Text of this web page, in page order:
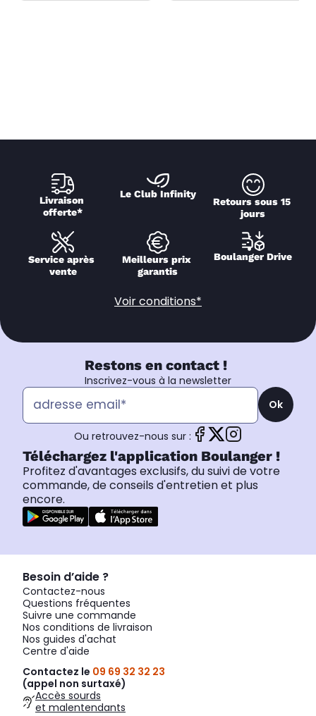
Livraison
offerte*
Le Club Infinity
Retours sous 15
jours
Service après
vente
Meilleurs prix
garantis
Boulanger Drive
Voir conditions*
Restons en contact !
Inscrivez-vous à la newsletter
Ok
Ou retrouvez-nous sur :
Téléchargez l'application Boulanger !
Profitez d'avantages exclusifs, du suivi de votre
commande, de conseils d'entretien et plus
encore.
Besoin d’aide ?
Contactez-nous
Questions fréquentes
Suivre une commande
Nos conditions de livraison
Nos guides d'achat
Centre d'aide
Contactez le 09 69 32 32 23
(appel non surtaxé)
Accès sourds
et malentendants